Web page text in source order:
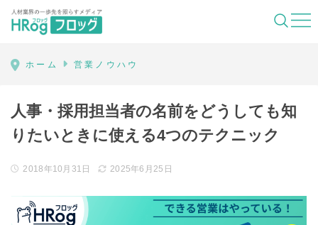
HRog | 人材業界の一歩先を照らすメディ
ホーム 営業ノウハウ
人事・採用担当者の名前をどうしても知
りたいときに使える4つのテクニック
2018年10月31日 2025年6月25日